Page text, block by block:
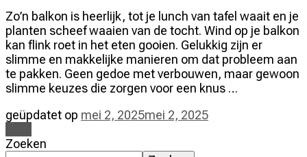
Zo’n balkon is heerlijk, tot je lunch van tafel waait en je
planten scheef waaien van de tocht. Wind op je balkon
kan flink roet in het eten gooien. Gelukkig zijn er
slimme en makkelijke manieren om dat probleem aan
te pakken. Geen gedoe met verbouwen, maar gewoon
slimme keuzes die zorgen voor een knus …
geüpdatet op mei 2, 2025mei 2, 2025
Zoeken